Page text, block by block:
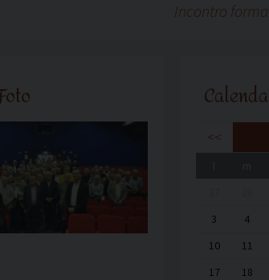
Incontro
<<
3
4
10
11
17
18